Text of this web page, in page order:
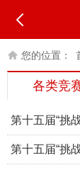
您的位置：
各类竞
第十五届“挑
板
第十五届“挑